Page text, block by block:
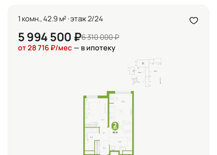
1 комн., 42.9 м² · этаж 2/24
5 994 500 ₽6 310 000 ₽
от 28 716 ₽/мес — в ипотеку